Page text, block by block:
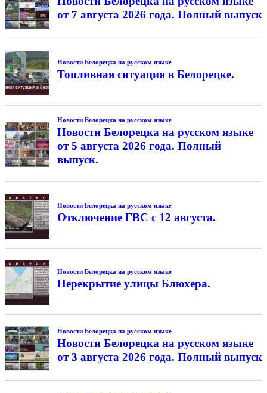
от 7 августа 2026 года. Полный выпуск
Новости Белорецка на русском языке
Топливная ситуация в Белорецке.
Новости Белорецка на русском языке
Новости Белорецка на русском языке
от 5 августа 2026 года. Полный
выпуск.
Новости Белорецка на русском языке
Отключение ГВС с 12 августа.
Новости Белорецка на русском языке
Перекрытие улицы Блюхера.
Новости Белорецка на русском языке
Новости Белорецка на русском языке
от 3 августа 2026 года. Полный выпуск